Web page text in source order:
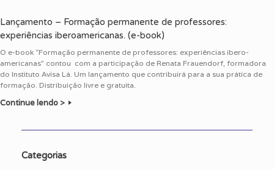
Lançamento – Formação permanente de professores:
experiências iberoamericanas. (e-book)
O e-book “Formação permanente de professores: experiências ibero-
americanas” contou com a participação de Renata Frauendorf, formadora
do Instituto Avisa Lá. Um lançamento que contribuirá para a sua prática de
formação. Distribuição livre e gratuita.
Continue lendo >
Categorias